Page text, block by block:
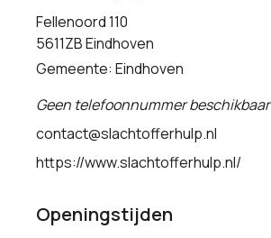
Fellenoord 110
5611ZB Eindhoven
Gemeente: Eindhoven
Geen telefoonnummer beschikbaar
contact@slachtofferhulp.nl
https://www.slachtofferhulp.nl/
Openingstijden